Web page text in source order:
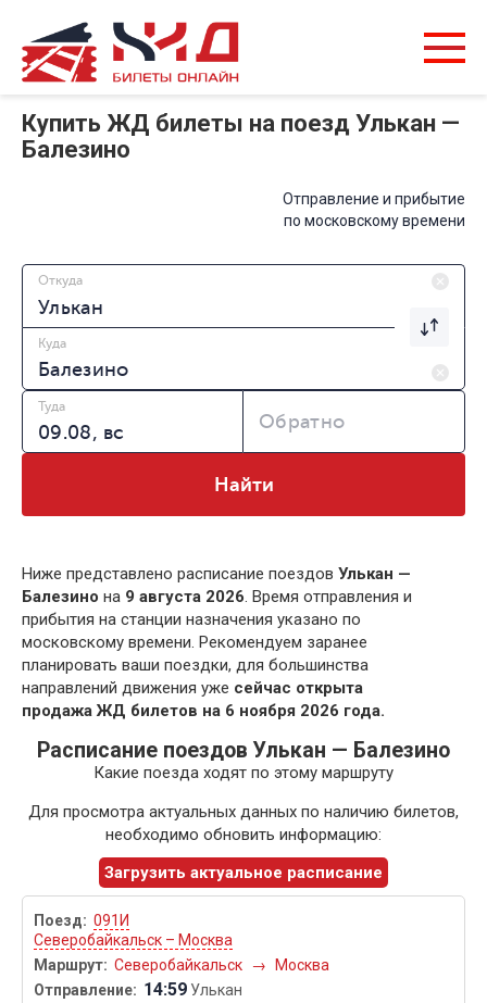
Купить ЖД билеты на поезд Улькан —
Балезино
Отправление и прибытие
по московскому времени
Откуда
Куда
Туда
Обратно
Найти
Ниже представлено расписание поездов Улькан —
Балезино на 9 августа 2026. Время отправления и
прибытия на станции назначения указано по
московскому времени. Рекомендуем заранее
планировать ваши поездки, для большинства
направлений движения уже сейчас открыта
продажа ЖД билетов на 6 ноября 2026 года.
Расписание поездов Улькан — Балезино
Какие поезда ходят по этому маршруту
Для просмотра актуальных данных по наличию билетов,
необходимо обновить информацию:
Загрузить актуальное расписание
091И
Северобайкальск – Москва
Северобайкальск
→ Москва
14:59 Улькан